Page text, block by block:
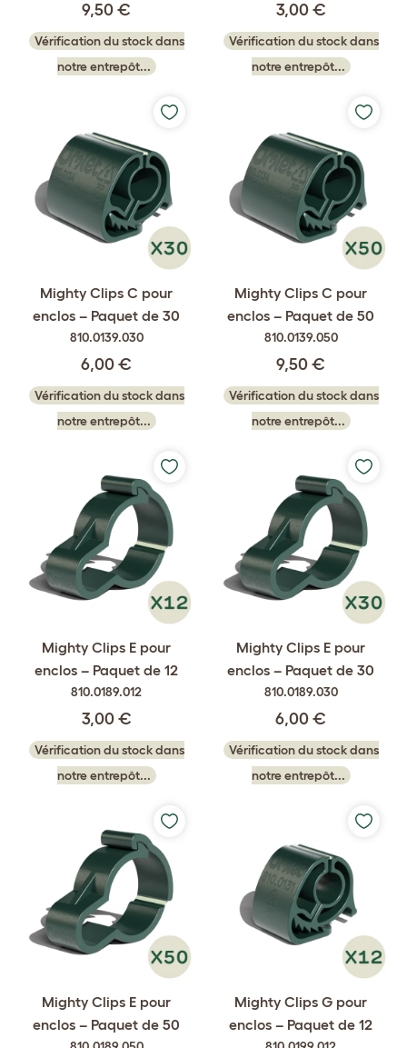
9,50 €
Vérification du stock dans
notre entrepôt...
3,00 €
Vérification du stock dans
notre entrepôt...
Mighty Clips C pour
enclos – Paquet de 30
810.0139.030
6,00 €
Vérification du stock dans
notre entrepôt...
Mighty Clips C pour
enclos – Paquet de 50
810.0139.050
9,50 €
Vérification du stock dans
notre entrepôt...
Mighty Clips E pour
enclos – Paquet de 12
810.0189.012
3,00 €
Vérification du stock dans
notre entrepôt...
Mighty Clips E pour
enclos – Paquet de 30
810.0189.030
6,00 €
Vérification du stock dans
notre entrepôt...
Mighty Clips E pour
enclos – Paquet de 50
Mighty Clips G pour
enclos – Paquet de 12